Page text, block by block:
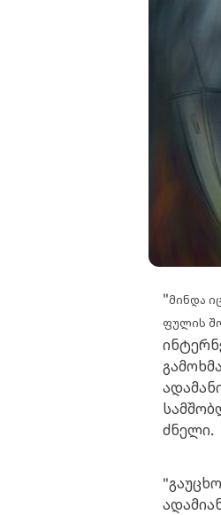
"მინდა
ფულის
ძნელი.